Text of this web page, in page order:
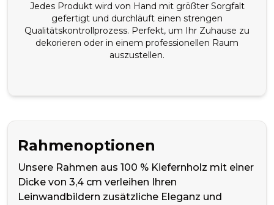
Jedes Produkt wird von Hand mit größter Sorgfalt
gefertigt und durchläuft einen strengen
Qualitätskontrollprozess. Perfekt, um Ihr Zuhause zu
dekorieren oder in einem professionellen Raum
auszustellen.
Rahmenoptionen
Unsere Rahmen aus 100 % Kiefernholz mit einer
Dicke von 3,4 cm verleihen Ihren
Leinwandbildern zusätzliche Eleganz und